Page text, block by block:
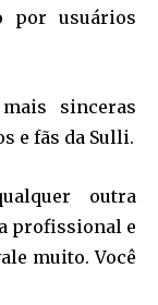
por usuários
sinceras
e fãs da Sulli.
outra
profissional e
muito. Você